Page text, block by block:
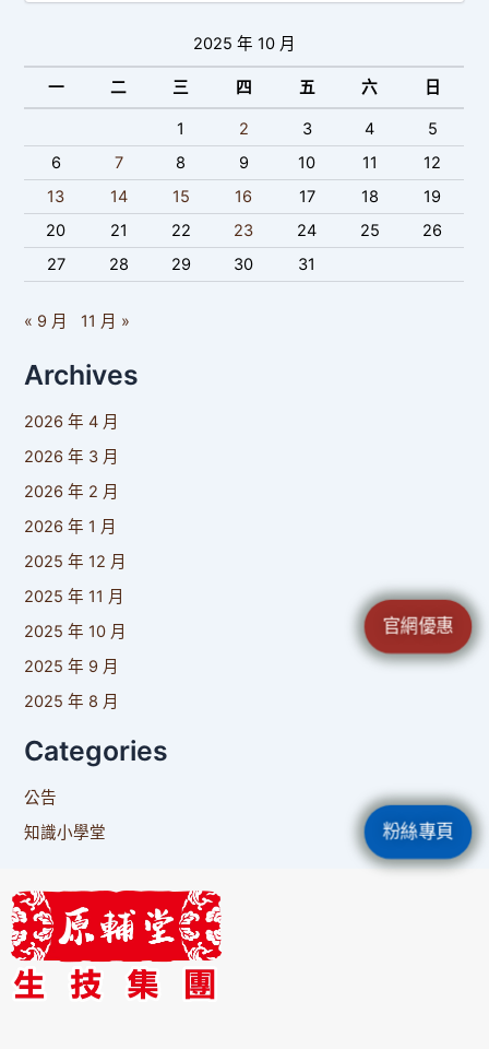
2025 年 10 月
一 二 三 四 五 六 日
1 2 3 4
5
6
7 8 9 10 11
12
13
14 15 16 17 18
19
20
21 22 23 24 25
26
27
28 29 30 31
« 9 月 11 月 »
Archives
2026 年 4 月
2026 年 3 月
2026 年 2 月
2026 年 1 月
2025 年 12 月
2025 年 11 月
2025 年 10 月
2025 年 9 月
2025 年 8 月
Categories
公告
知識小學堂
官網優惠
粉絲專頁